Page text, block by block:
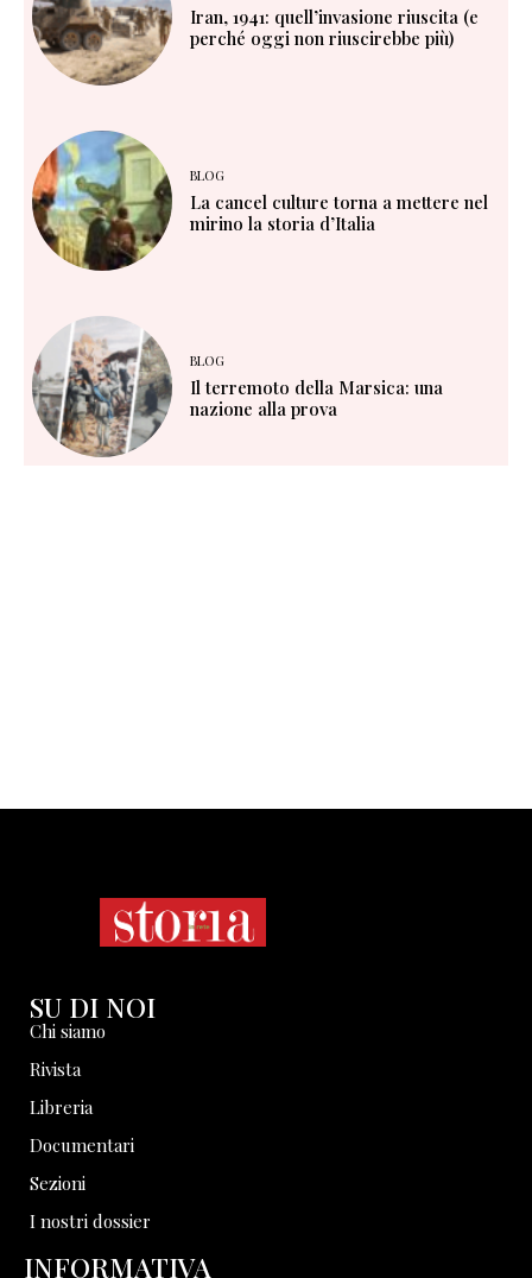
Iran, 1941: quell’invasione riuscita (e
perché oggi non riuscirebbe più)
BLOG
La cancel culture torna a mettere nel
mirino la storia d’Italia
BLOG
Il terremoto della Marsica: una
nazione alla prova
SU DI NOI
Chi siamo
Rivista
Libreria
Documentari
Sezioni
I nostri dossier
INFORMATIVA